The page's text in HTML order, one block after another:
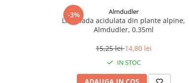
-3% Almdudler
Limonada acidulata din plante alpine,
Almdudler, 0.35ml
15,25 lei14,80 lei
IN STOC